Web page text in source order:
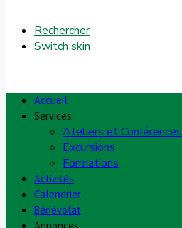
Rechercher
Switch skin
Accueil
Services
Ateliers et Conférences
Excursions
Formations
Activités
Calendrier
Bénévolat